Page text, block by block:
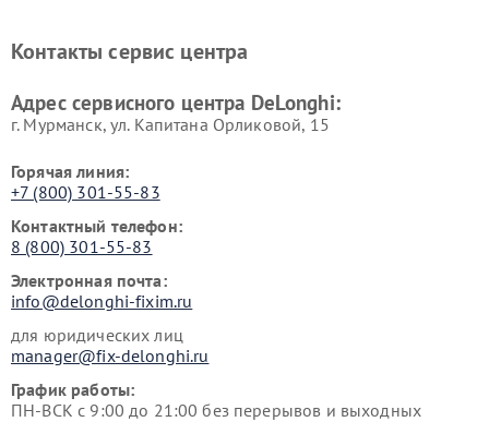
DeLonghi
DeLonghi
Контакты сервис центра
Адрес сервисного центра DeLonghi:
г. Мурманск, ул. Капитана Орликовой, 15
Горячая линия:
+7 (800) 301-55-83
Контактный телефон:
8 (800) 301-55-83
Электронная почта:
info@delonghi-fixim.ru
для юридических лиц
manager@fix-delonghi.ru
График работы:
ПН-ВСК с 9:00 до 21:00 без перерывов и выходных